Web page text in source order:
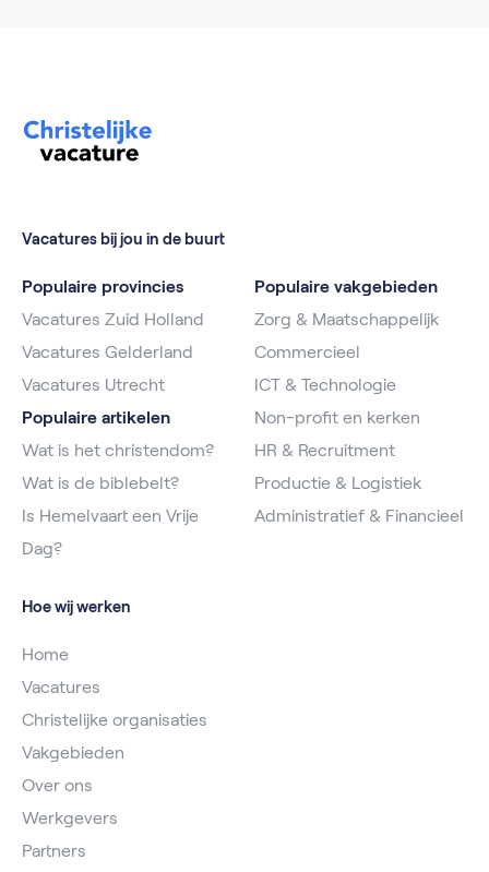
Vacatures bij jou in de buurt
Populaire provincies
Vacatures Zuid Holland
Vacatures Gelderland
Vacatures Utrecht
Populaire artikelen
Wat is het christendom?
Wat is de biblebelt?
Is Hemelvaart een Vrije
Dag?
Populaire vakgebieden
Zorg & Maatschappelijk
Commercieel
ICT & Technologie
Non-profit en kerken
HR & Recruitment
Productie & Logistiek
Administratief & Financieel
Hoe wij werken
Home
Vacatures
Christelijke organisaties
Vakgebieden
Over ons
Werkgevers
Partners